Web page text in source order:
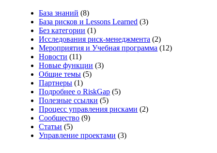
База знаний (8)
База рисков и Lessons Learned (3)
Без категории (1)
Исследования риск-менеджмента (2)
Мероприятия и Учебная программа (12)
Новости (11)
Новые функции (3)
Общие темы (5)
Партнеры (1)
Подробнее о RiskGap (5)
Полезные ссылки (5)
Процесс управления рисками (2)
Сообщество (9)
Статьи (5)
Управление проектами (3)